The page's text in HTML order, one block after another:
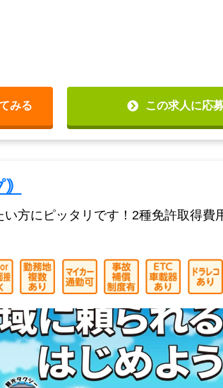
みる この求人に応
方にピッタリです！2種免許取得費